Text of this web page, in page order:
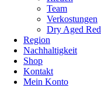
Team
Verkostungen
Dry Aged Red
Region
Nachhaltigkeit
Shop
Kontakt
Mein Konto